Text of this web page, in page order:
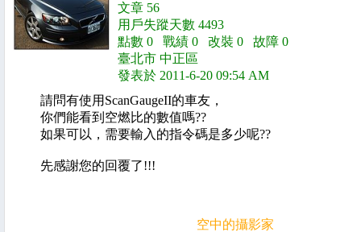
文章 56
用戶失蹤天數 4493
點數 0 戰績 0 改裝 0 故障 0
臺北市 中正區
發表於 2011-6-20 09:54 AM
請問有使用ScanGaugeII的車友，
你們能看到空燃比的數值嗎??
如果可以，需要輸入的指令碼是多少呢??
先感謝您的回覆了!!!
空中的攝影家